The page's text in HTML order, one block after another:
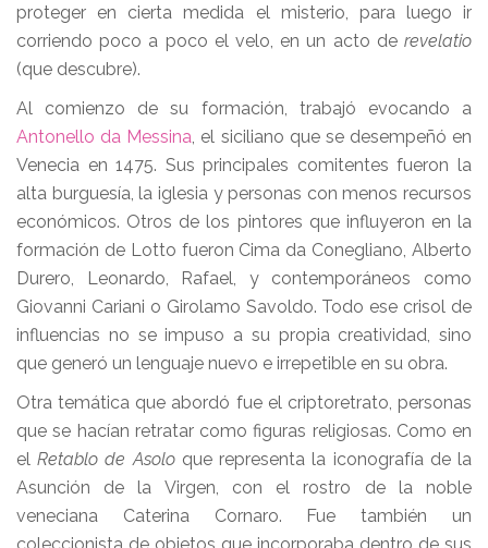
proteger en cierta medida el misterio, para luego ir
corriendo poco a poco el velo, en un acto de revelatio
(que descubre).
Al comienzo de su formación, trabajó evocando a
Antonello da Messina, el siciliano que se desempeñó en
Venecia en 1475. Sus principales comitentes fueron la
alta burguesía, la iglesia y personas con menos recursos
económicos. Otros de los pintores que influyeron en la
formación de Lotto fueron Cima da Conegliano, Alberto
Durero, Leonardo, Rafael, y contemporáneos como
Giovanni Cariani o Girolamo Savoldo. Todo ese crisol de
influencias no se impuso a su propia creatividad, sino
que generó un lenguaje nuevo e irrepetible en su obra.
Otra temática que abordó fue el criptoretrato, personas
que se hacían retratar como figuras religiosas. Como en
elRetablo de Asoloque representa la iconografía de la
Asunción de la Virgen, con el rostro de la noble
veneciana Caterina Cornaro. Fue también un